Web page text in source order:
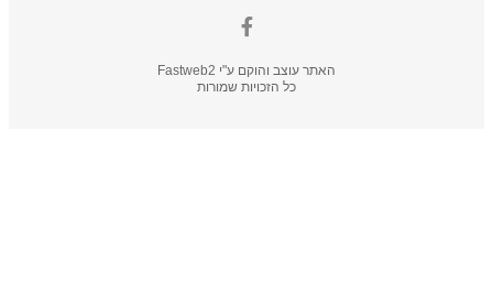
האתר עוצב והוקם ע"י Fastweb2
כל הזכויות שמורות